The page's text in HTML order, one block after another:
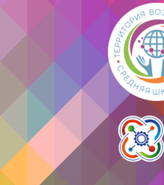
«Школа №75»